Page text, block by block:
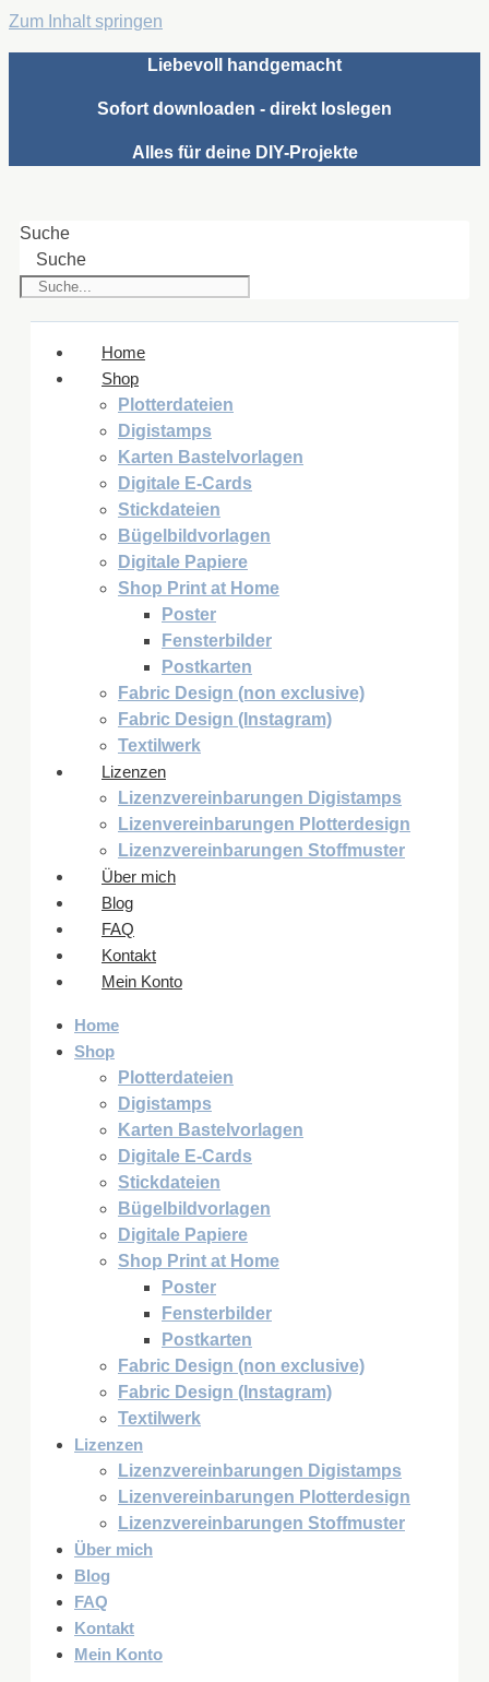
Zum Inhalt springen
Liebevoll handgemacht
Sofort downloaden - direkt loslegen
Alles für deine DIY-Projekte
Suche
Suche
Home
Shop
Plotterdateien
Digistamps
Karten Bastelvorlagen
Digitale E-Cards
Stickdateien
Bügelbildvorlagen
Digitale Papiere
Shop Print at Home
Poster
Fensterbilder
Postkarten
Fabric Design (non exclusive)
Fabric Design (Instagram)
Textilwerk
Lizenzen
Lizenzvereinbarungen Digistamps
Lizenvereinbarungen Plotterdesign
Lizenzvereinbarungen Stoffmuster
Über mich
Blog
FAQ
Kontakt
Mein Konto
Home
Shop
Plotterdateien
Digistamps
Karten Bastelvorlagen
Digitale E-Cards
Stickdateien
Bügelbildvorlagen
Digitale Papiere
Shop Print at Home
Poster
Fensterbilder
Postkarten
Fabric Design (non exclusive)
Fabric Design (Instagram)
Textilwerk
Lizenzen
Lizenzvereinbarungen Digistamps
Lizenvereinbarungen Plotterdesign
Lizenzvereinbarungen Stoffmuster
Über mich
Blog
FAQ
Kontakt
Mein Konto